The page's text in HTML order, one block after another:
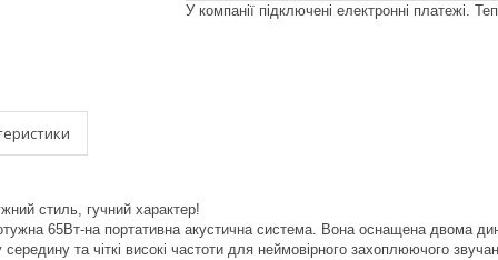
У компанії підключені електронні платежі.
стиль, гучний характер!
65Вт-на портативна акустична система. Вона оснащена двома
та чіткі високі частоти для неймовірного захоплюючого